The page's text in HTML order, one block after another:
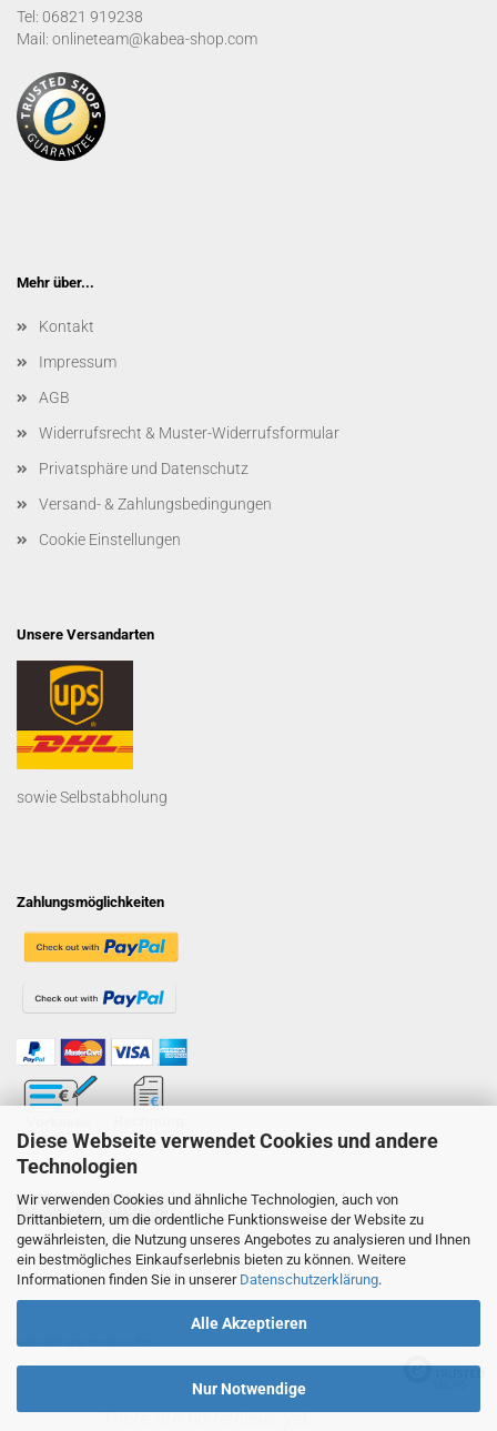
Diese Webseite verwendet Cookies und andere
Technologien
Wir verwenden Cookies und ähnliche Technologien, auch von
Drittanbietern, um die ordentliche Funktionsweise der Website zu
gewährleisten, die Nutzung unseres Angebotes zu analysieren und Ihnen
ein bestmögliches Einkaufserlebnis bieten zu können. Weitere
Informationen finden Sie in unserer Datenschutzerklärung.
Alle Akzeptieren
Nur Notwendige
Tel: 06821 919238
Mail: onlineteam@kabea-shop.com
Mehr über...
Kontakt
Impressum
AGB
Widerrufsrecht & Muster-Widerrufsformular
Privatsphäre und Datenschutz
Versand- & Zahlungsbedingungen
Cookie Einstellungen
Unsere Versandarten
sowie Selbstabholung
Zahlungsmöglichkeiten
Vertrag widerrufen
Onlineshop erstellenmit Gambio.de © 2026
Selected top reviews for
There are no reviews yet.